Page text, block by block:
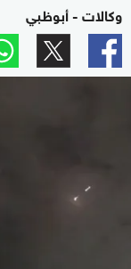
وكالات - أبوظبي